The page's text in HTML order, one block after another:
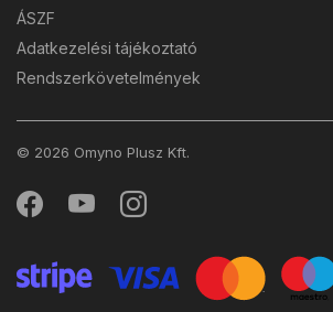
ÁSZF
Adatkezelési tájékoztató
Rendszerkövetelmények
© 2026 Omyno Plusz Kft.